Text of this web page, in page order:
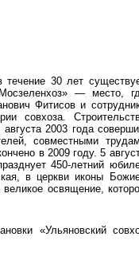
течение 30 лет
— место,
Фитисов и
совхоза.
2003 года
совместными
в 2009 году. 5
450-летний
в церкви иконы
освящение,
«Ульяновский